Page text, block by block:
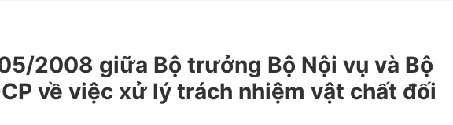
2008 giữa Bộ trưởng Bộ Nội vụ và Bộ
về việc xử lý trách nhiệm vật chất đối